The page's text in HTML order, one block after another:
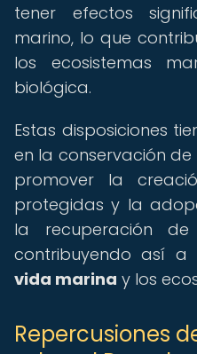
tener efectos
marino, lo que
los ecosistemas
biológica.
Estas disposiciones
en la conservación
promover la
protegidas y la
la recuperación
contribuyendo así
vida marina y los
Repercusiones